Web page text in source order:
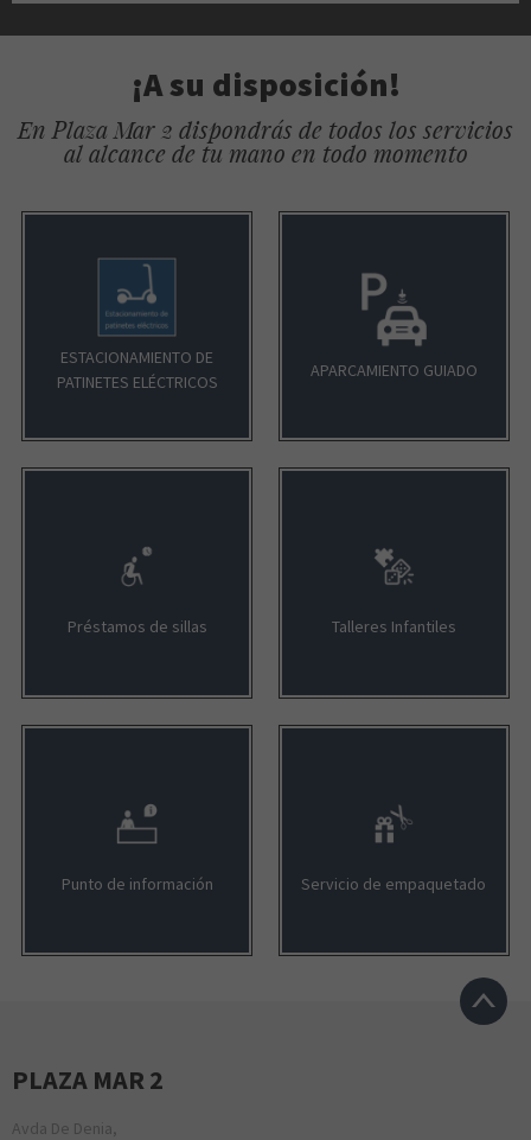
¡A su disposición!
En Plaza Mar 2 dispondrás de todos los servicios
al alcance de tu mano en todo momento
ESTACIONAMIENTO DE
PATINETES ELÉCTRICOS
APARCAMIENTO GUIADO
Préstamos de sillas Talleres Infantiles
Punto de información Servicio de empaquetado
PLAZA MAR 2
Avda De Denia,